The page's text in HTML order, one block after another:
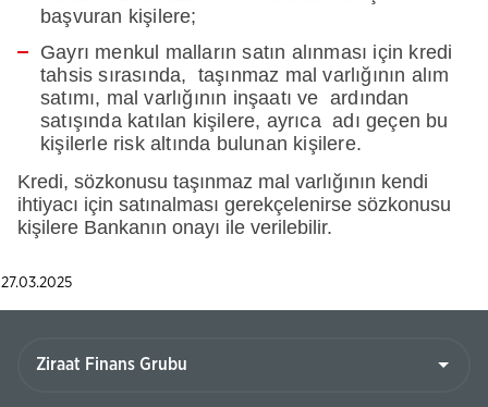
başvuran kişilere;
Gayrı menkul malların satın alınması için kredi
tahsis sırasında, taşınmaz mal varlığının alım
satımı, mal varlığının inşaatı ve ardından
satışında katılan kişilere, ayrıca adı geçen bu
kişilerle risk altında bulunan kişilere.
Kredi, sözkonusu taşınmaz mal varlığının kendi
ihtiyacı için satınalması gerekçelenirse sözkonusu
kişilere Bankanın onayı ile verilebilir.
27.03.2025